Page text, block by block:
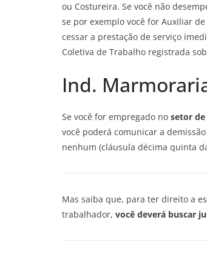
ou Costureira. Se você não
se por exemplo você for Auxiliar
cessar a prestação de serviço
Coletiva de Trabalho registrada sob
Ind.
Se você for empregado no setor
você poderá comunicar a
nenhum (cláusula décima quinta
Mas saiba que, para ter direito a
trabalhador, você deverá buscar